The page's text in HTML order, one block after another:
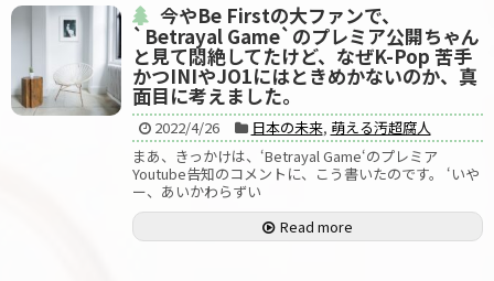
今やBe Firstの大ファンで、
`Betrayal Game`のプレミア公開ちゃん
と見て悶絶してたけど、なぜK-Pop 苦手
かつINIやJO1にはときめかないのか、真
面目に考えました。
2022/4/26 日本の未来, 萌える汚超腐人
まあ、きっかけは、‘Betrayal Game‘のプレミア
Youtube告知のコメントに、こう書いたのです。 ‘いや
ー、あいかわらずい
Read more